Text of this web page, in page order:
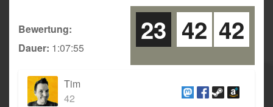
Bewertung: 42
42
23
Dauer: 1:07:55
Tim
42